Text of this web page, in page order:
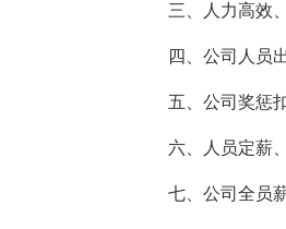
三、人力高效
四、公司人员
五、公司奖惩
六、人员定薪
七、公司全员